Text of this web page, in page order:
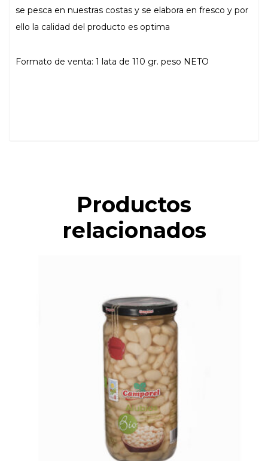
se pesca en nuestras costas y se elabora en fresco y por
ello la calidad del producto es optima
Formato de venta: 1 lata de 110 gr. peso NETO
Productos
relacionados